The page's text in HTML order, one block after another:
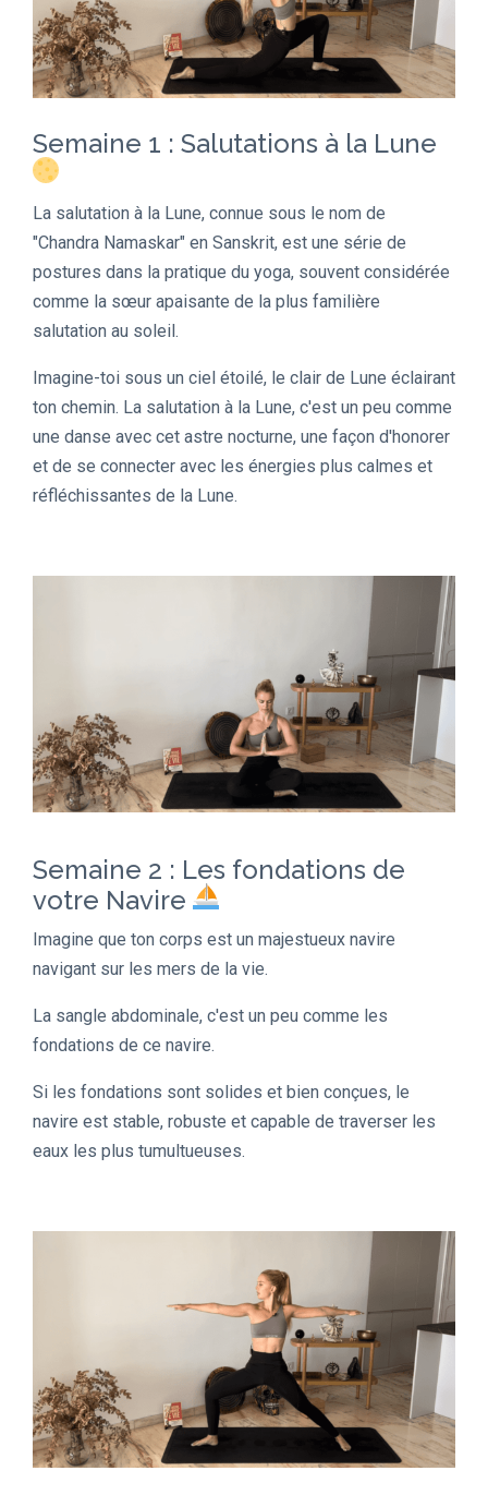
Semaine 1 : Salutations à la Lune
La salutation à la Lune, connue sous le nom de
"Chandra Namaskar" en Sanskrit, est une série de
postures dans la pratique du yoga, souvent considérée
comme la sœur apaisante de la plus familière
salutation au soleil.
Imagine-toi sous un ciel étoilé, le clair de Lune éclairant
ton chemin. La salutation à la Lune, c'est un peu comme
une danse avec cet astre nocturne, une façon d'honorer
et de se connecter avec les énergies plus calmes et
réfléchissantes de la Lune.
Semaine 2 : Les fondations de
votre Navire
Imagine que ton corps est un majestueux navire
navigant sur les mers de la vie.
La sangle abdominale, c'est un peu comme les
fondations de ce navire.
Si les fondations sont solides et bien conçues, le
navire est stable, robuste et capable de traverser les
eaux les plus tumultueuses.